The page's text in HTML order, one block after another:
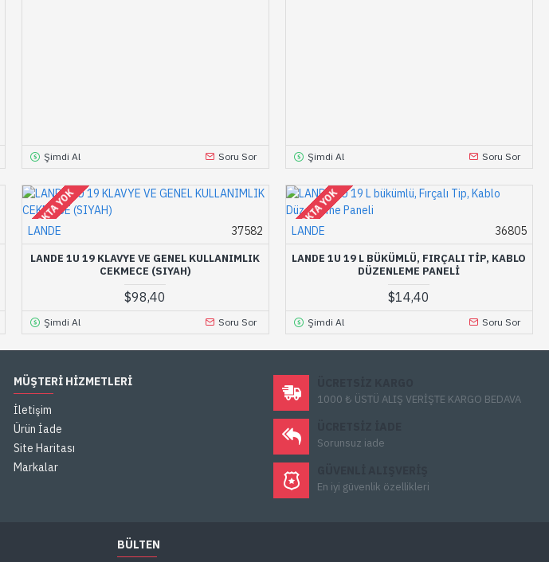
Şimdi Al Soru Sor Şimdi Al Soru Sor
STOKTA YOK
LANDE 37582
LANDE 1U 19 KLAVYE VE GENEL KULLANIMLIK
CEKMECE (SIYAH)
$98,40
Şimdi Al Soru Sor
STOKTA YOK
LANDE 36805
LANDE 1U 19 L BÜKÜMLÜ, FIRÇALI TIP, KABLO
DÜZENLEME PANELI
$14,40
Şimdi Al Soru Sor
MÜŞTERI HIZMETLERI
İletişim
Ürün İade
Site Haritası
Markalar
1000 ₺ ÜSTÜ ALIŞ VERİŞTE KARGO BEDAVA
Sorunsuz iade
En iyi güvenlik özellikleri
BÜLTEN